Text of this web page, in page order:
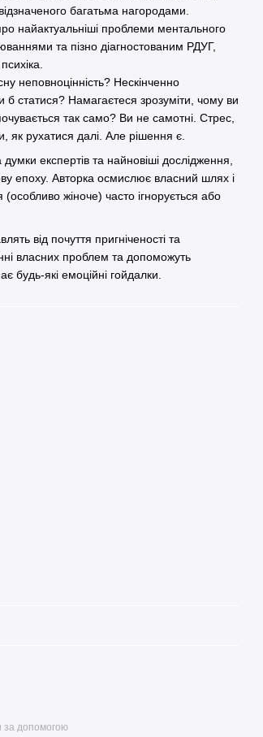
багатьма нагородами.
найактуальніші проблеми ментального
та пізно діагностованим РДУГ,
неповноцінність? Нескінченно
б статися? Намагаєтеся зрозуміти, чому ви
так само? Ви не самотні. Стрес,
як рухатися далі. Але рішення є.
експертів та найновіші дослідження,
епоху. Авторка осмислює власний шлях і
жіноче) часто ігнорується або
від почуття пригніченості та
власних проблем та допоможуть
будь-які емоційні гойдалки.
за допомогою